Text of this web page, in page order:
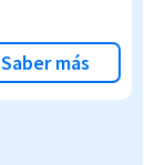
Saber más